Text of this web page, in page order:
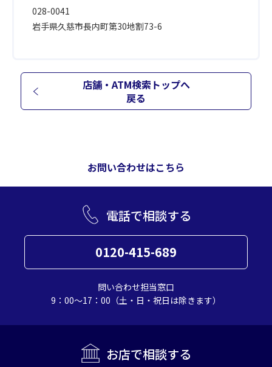
028-0041
岩手県久慈市長内町第30地割73-6
店舗・ATM検索トップへ
戻る
お問い合わせはこちら
電話で相談する
0120-415-689
問い合わせ担当窓口
9：00～17：00（土・日・祝日は除きます）
お店で相談する